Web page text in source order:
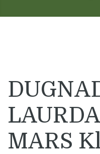
MARS